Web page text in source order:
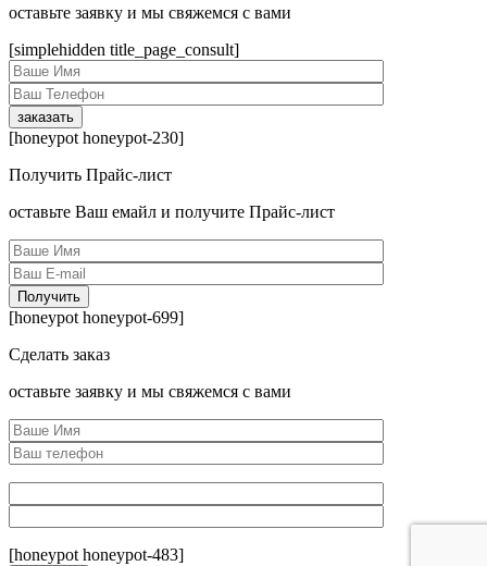
оcтавьте заявку и мы свяжемся с вами
[simplehidden title_page_consult]
[honeypot honeypot-230]
Получить Прайс-лист
оcтавьте Ваш емайл и получите Прайс-лист
[honeypot honeypot-699]
Сделать заказ
оcтавьте заявку и мы свяжемся с вами
[honeypot honeypot-483]